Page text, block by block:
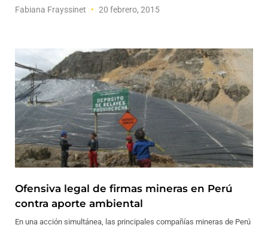
Fabiana Frayssinet 20 febrero, 2015
Ofensiva legal de firmas mineras en Perú
contra aporte ambiental
En una acción simultánea, las principales compañías mineras de Perú